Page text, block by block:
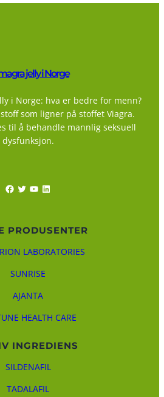
jelly i Norge
i Norge: hva er bedre for menn?
som ligner på stoffet Viagra.
til å behandle mannlig seksuell
dysfunksjon.
Facebook Twitter YouTube LinkedIn
PRODUSENTER
LABORATORIES
SUNRISE
AJANTA
HEALTH CARE
INGREDIENS
SILDENAFIL
TADALAFIL